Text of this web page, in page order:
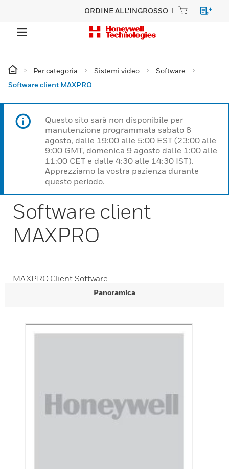
ORDINE ALL'INGROSSO
Per categoria Sistemi video
Software
Software client MAXPRO
Questo sito sarà non disponibile per
manutenzione programmata sabato 8
agosto, dalle 19:00 alle 5:00 EST (23:00 alle
9:00 GMT, domenica 9 agosto dalle 1:00 alle
11:00 CET e dalle 4:30 alle 14:30 IST).
Apprezziamo la vostra pazienza durante
questo periodo.
Software client
MAXPRO
MAXPRO Client Software
Panoramica